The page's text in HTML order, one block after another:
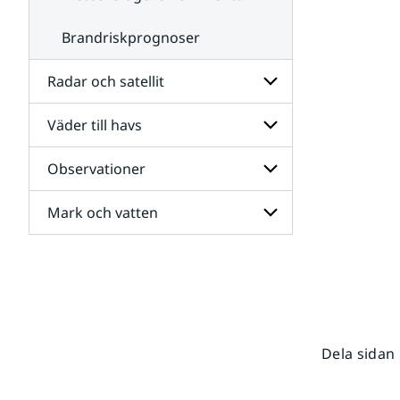
Brandriskprognoser
Radar och satellit
Undersidor
för
Radar
och
satellit
Väder till havs
Undersidor
för
Väder
till
havs
Observationer
Undersidor
för
Mark och vatten
Dela sidan